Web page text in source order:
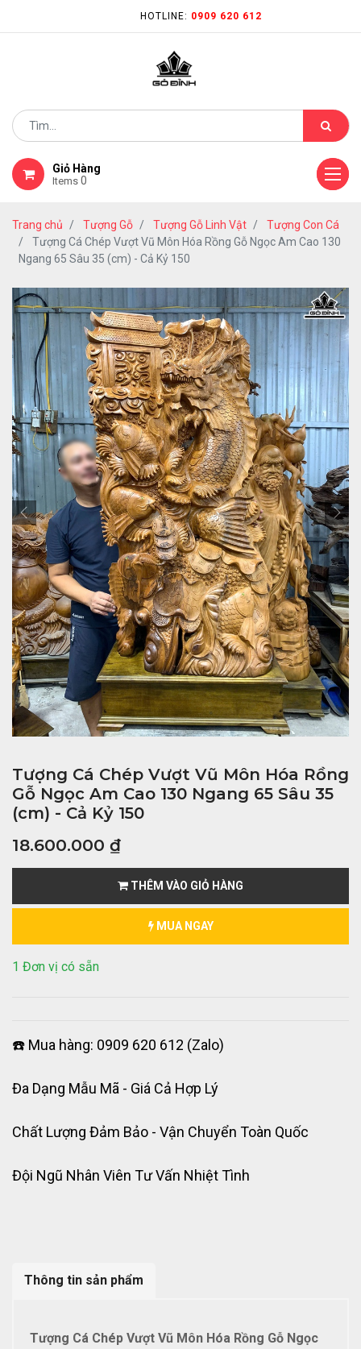
HOTLINE: 0909 620 612
Giỏ Hàng
Items 0
Trang chủ Tượng Gỗ Tượng Gỗ Linh Vật
Tượng Con Cá
Tượng Cá Chép Vượt Vũ Môn Hóa Rồng Gỗ Ngọc Am Cao 130
Ngang 65 Sâu 35 (cm) - Cả Kỷ 150
Tượng Cá Chép Vượt Vũ Môn Hóa Rồng
Gỗ Ngọc Am Cao 130 Ngang 65 Sâu 35
(cm) - Cả Kỷ 150
18.600.000 ₫
THÊM VÀO GIỎ HÀNG
MUA NGAY
1 Đơn vị có sẵn
☎️ Mua hàng: 0909 620 612 (Zalo)
Đa Dạng Mẫu Mã - Giá Cả Hợp Lý
Chất Lượng Đảm Bảo - Vận Chuyển Toàn Quốc
Đội Ngũ Nhân Viên Tư Vấn Nhiệt Tình
Thông tin sản phẩm
Tượng Cá Chép Vượt Vũ Môn Hóa Rồng Gỗ Ngọc